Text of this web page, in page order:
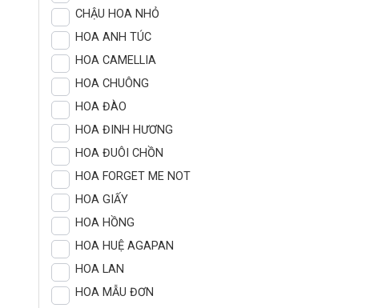
CHẬU HOA NHỎ
HOA ANH TÚC
HOA CAMELLIA
HOA CHUÔNG
HOA ĐÀO
HOA ĐINH HƯƠNG
HOA ĐUÔI CHỒN
HOA FORGET ME NOT
HOA GIẤY
HOA HỒNG
HOA HUỆ AGAPAN
HOA LAN
HOA MẪU ĐƠN